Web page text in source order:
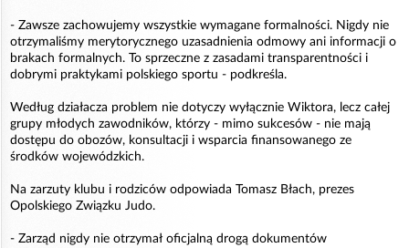
- Zawsze zachowujemy wszystkie wymagane formalności. Nigdy nie
otrzymaliśmy merytorycznego uzasadnienia odmowy ani informacji o
brakach formalnych. To sprzeczne z zasadami transparentności i
dobrymi praktykami polskiego sportu - podkreśla.
Według działacza problem nie dotyczy wyłącznie Wiktora, lecz całej
grupy młodych zawodników, którzy - mimo sukcesów - nie mają
dostępu do obozów, konsultacji i wsparcia finansowanego ze
środków wojewódzkich.
Na zarzuty klubu i rodziców odpowiada Tomasz Błach, prezes
Opolskiego Związku Judo.
- Zarząd nigdy nie otrzymał oficjalną drogą dokumentów